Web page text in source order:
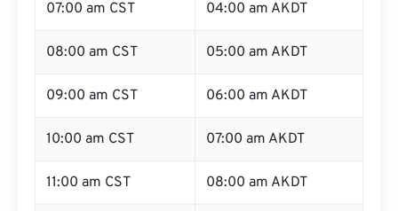
07:00 am CST 04:00 am AKDT
08:00 am CST 05:00 am AKDT
09:00 am CST 06:00 am AKDT
10:00 am CST 07:00 am AKDT
11:00 am CST 08:00 am AKDT